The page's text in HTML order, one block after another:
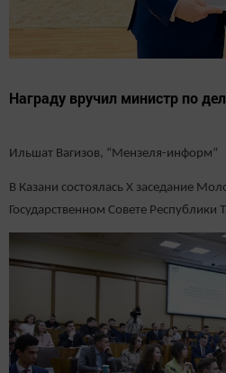
Награду вручил министр по
Ильшат Вагизов, “Мензеля-информ”
В Казани состоялась Х заседание
Государственном Совете Республики